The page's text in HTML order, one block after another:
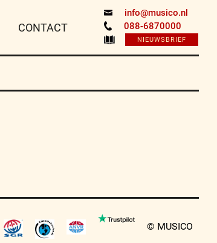
info@musico.nl
088-6870000
NIEUWSBRIEF
CONTACT
© MUSICO